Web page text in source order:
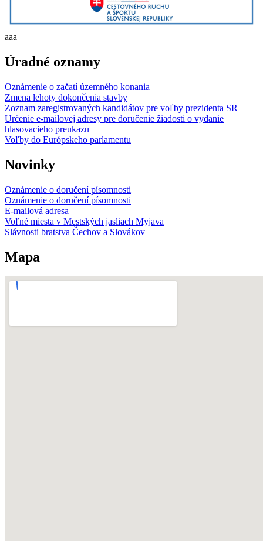
aaa
Úradné oznamy
Oznámenie o začatí územného konania
Zmena lehoty dokončenia stavby
Zoznam zaregistrovaných kandidátov pre voľby prezidenta SR
Určenie e-mailovej adresy pre doručenie žiadosti o vydanie
hlasovacieho preukazu
Voľby do Európskeho parlamentu
Novinky
Oznámenie o doručení písomnosti
Oznámenie o doručení písomnosti
E-mailová adresa
Voľné miesta v Mestských jasliach Myjava
Slávnosti bratstva Čechov a Slovákov
Mapa